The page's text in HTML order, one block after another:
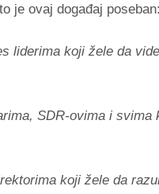
je ovaj događaj poseban:
liderima koji žele da
SDR-ovima i svima
koji žele da